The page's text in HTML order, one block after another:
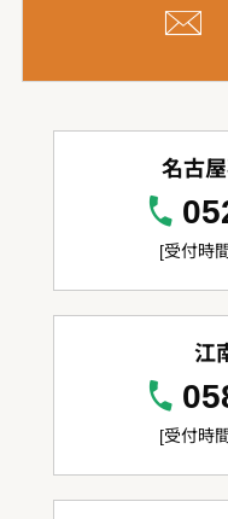
名古
[受付時
江
[受付時